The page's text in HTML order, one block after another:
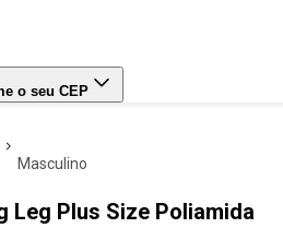
o seu CEP
masculino
Leg Plus Size Poliamida